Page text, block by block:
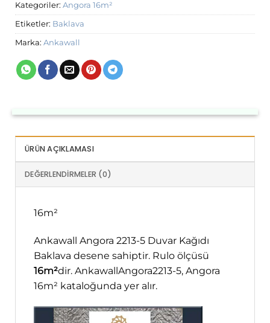
Kategoriler: Angora 16m²
Etiketler: Baklava
Marka: Ankawall
ÜRÜN AÇIKLAMASI
DEĞERLENDIRMELER (0)
16m²
Ankawall Angora 2213-5 Duvar Kağıdı
Baklava desene sahiptir. Rulo ölçüsü
16m²dir. AnkawallAngora2213-5, Angora
16m² kataloğunda yer alır.